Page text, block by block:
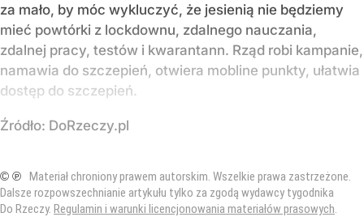
za mało, by móc wykluczyć, że jesienią nie będziemy
mieć powtórki z lockdownu, zdalnego nauczania,
zdalnej pracy, testów i kwarantann. Rząd robi kampanie,
namawia do szczepień, otwiera mobline punkty, ułatwia
dostęp do szczepień.
Źródło: DoRzeczy.pl
© ℗ Materiał chroniony prawem autorskim. Wszelkie prawa zastrzeżone.
Dalsze rozpowszechnianie artykułu tylko za zgodą wydawcy tygodnika
Do Rzeczy. Regulamin i warunki licencjonowania materiałów prasowych